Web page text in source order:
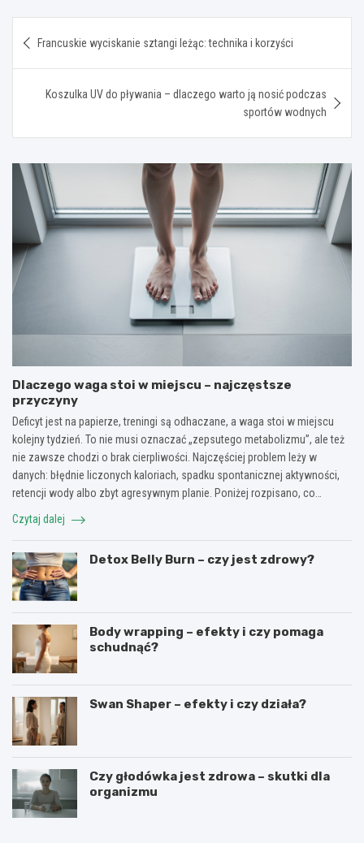
wpisu
Francuskie wyciskanie sztangi leżąc: technika i korzyści
Koszulka UV do pływania – dlaczego warto ją nosić podczas
sportów wodnych
Dlaczego waga stoi w miejscu – najczęstsze
przyczyny
Deficyt jest na papierze, treningi są odhaczane, a waga stoi w miejscu
kolejny tydzień. To nie musi oznaczać „zepsutego metabolizmu”, ale też
nie zawsze chodzi o brak cierpliwości. Najczęściej problem leży w
danych: błędnie liczonych kaloriach, spadku spontanicznej aktywności,
retencji wody albo zbyt agresywnym planie. Poniżej rozpisano, co…
Czytaj dalej
Detox Belly Burn – czy jest zdrowy?
Body wrapping – efekty i czy pomaga
schudnąć?
Swan Shaper – efekty i czy działa?
Czy głodówka jest zdrowa – skutki dla
organizmu
D
B